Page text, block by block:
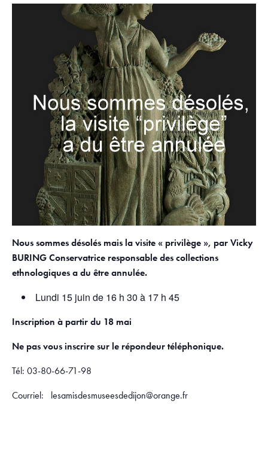
Nous sommes désolés mais la visite « privilège », par Vicky
BURING Conservatrice responsable des collections
ethnologiques a du être annulée.
Lundi 15 juin de 16 h 30 à 17 h 45
Inscription à partir du 18 mai
Ne pas vous inscrire sur le répondeur téléphonique.
Tél: 03-80-66-71-98
Courriel: lesamisdesmuseesdedijon@orange.fr